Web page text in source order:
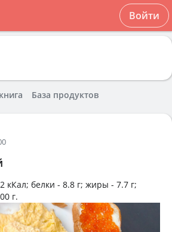
Войти
База продуктов
кКал; белки - 8.8 г; жиры - 7.7 г;
г.